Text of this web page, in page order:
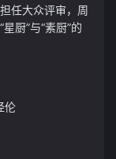
任大众评审，周
厨”与“素厨”的
伦